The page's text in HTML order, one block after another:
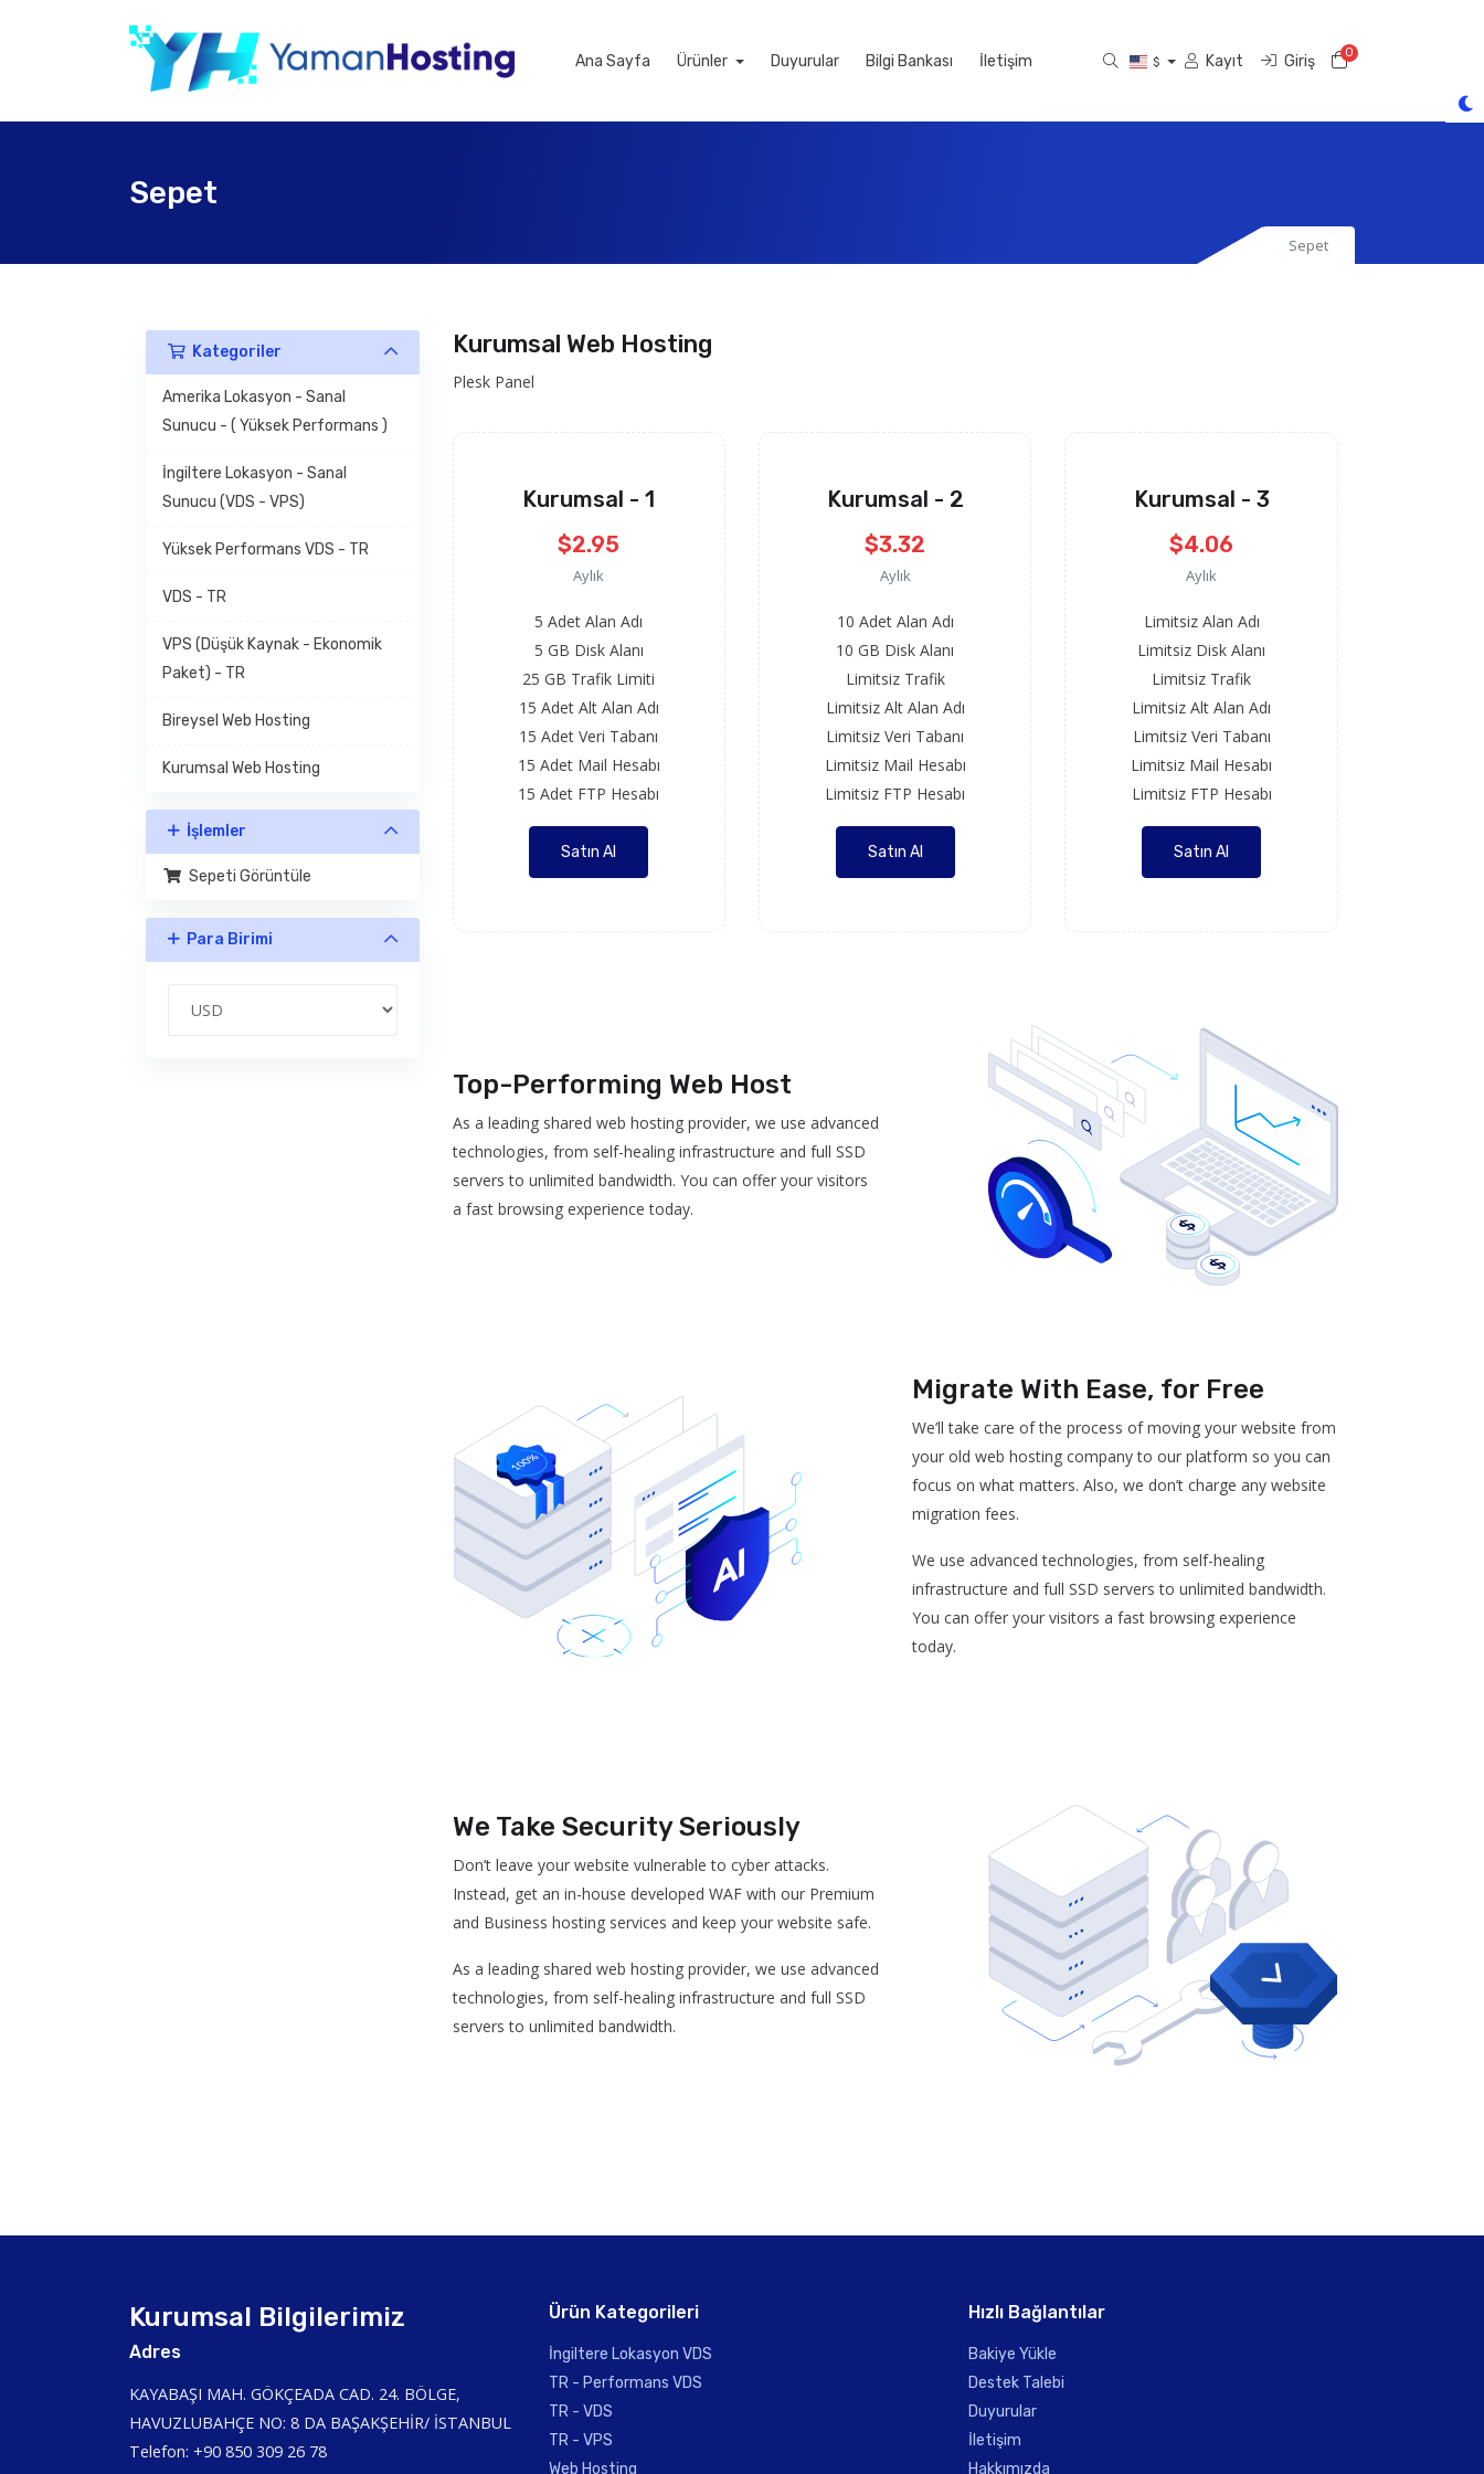
Ana Sayfa Ürünler Duyurular Bilgi Bankası İletişim $ Kayıt Giriş 0Sepet
Sepet
Sepet
Kategoriler
Amerika Lokasyon - Sanal
Sunucu - ( Yüksek Performans )
İngiltere Lokasyon - Sanal
Sunucu (VDS - VPS)
Yüksek Performans VDS - TR
VDS - TR
VPS (Düşük Kaynak - Ekonomik
Paket) - TR
Bireysel Web Hosting
Kurumsal Web Hosting
İşlemler
Sepeti Görüntüle
Para Birimi
Kurumsal Web Hosting
Plesk Panel
Kurumsal - 1
$2.95
Aylık
5 Adet Alan Adı
5 GB Disk Alanı
25 GB Trafik Limiti
15 Adet Alt Alan Adı
15 Adet Veri Tabanı
15 Adet Mail Hesabı
15 Adet FTP Hesabı
Satın Al
Kurumsal - 2
$3.32
Aylık
10 Adet Alan Adı
10 GB Disk Alanı
Limitsiz Trafik
Limitsiz Alt Alan Adı
Limitsiz Veri Tabanı
Limitsiz Mail Hesabı
Limitsiz FTP Hesabı
Satın Al
Kurumsal - 3
$4.06
Aylık
Limitsiz Alan Adı
Limitsiz Disk Alanı
Limitsiz Trafik
Limitsiz Alt Alan Adı
Limitsiz Veri Tabanı
Limitsiz Mail Hesabı
Limitsiz FTP Hesabı
Satın Al
Top-Performing Web Host
As a leading shared web hosting provider, we use advanced
technologies, from self-healing infrastructure and full SSD
servers to unlimited bandwidth. You can offer your visitors
a fast browsing experience today.
Migrate With Ease, for Free
We’ll take care of the process of moving your website from
your old web hosting company to our platform so you can
focus on what matters. Also, we don’t charge any website
migration fees.
We use advanced technologies, from self-healing
infrastructure and full SSD servers to unlimited bandwidth.
You can offer your visitors a fast browsing experience
today.
We Take Security Seriously
Don’t leave your website vulnerable to cyber attacks.
Instead, get an in-house developed WAF with our Premium
and Business hosting services and keep your website safe.
As a leading shared web hosting provider, we use advanced
technologies, from self-healing infrastructure and full SSD
servers to unlimited bandwidth.
Kurumsal Bilgilerimiz
Adres
KAYABAŞI MAH. GÖKÇEADA CAD. 24. BÖLGE,
HAVUZLUBAHÇE NO: 8 DA BAŞAKŞEHİR/ İSTANBUL
Telefon: +90 850 309 26 78
Ürün Kategorileri
İngiltere Lokasyon VDS
TR - Performans VDS
TR - VDS
TR - VPS
Web Hosting
Hızlı Bağlantılar
Bakiye Yükle
Destek Talebi
Duyurular
İletişim
Hakkımızda